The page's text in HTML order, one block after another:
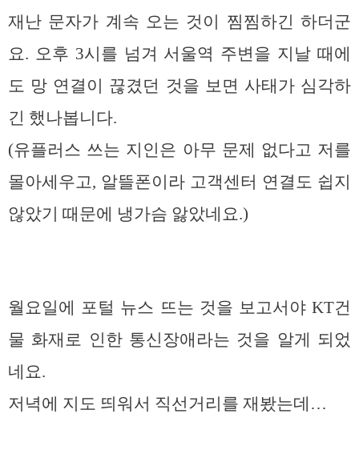
재난 문자가 계속 오는 것이 찜찜하긴 하더군
요. 오후 3시를 넘겨 서울역 주변을 지날 때에
도 망 연결이 끊겼던 것을 보면 사태가 심각하
긴 했나봅니다.
(유플러스 쓰는 지인은 아무 문제 없다고 저를
몰아세우고, 알뜰폰이라 고객센터 연결도 쉽지
않았기 때문에 냉가슴 앓았네요.)
월요일에 포털 뉴스 뜨는 것을 보고서야 KT건
물 화재로 인한 통신장애라는 것을 알게 되었
네요.
저녁에 지도 띄워서 직선거리를 재봤는데…